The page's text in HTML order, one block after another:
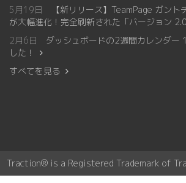
5月19日
【新リリース】TeamPage ガン
が大幅進化！完全刷新された「バージョン
2月6日
ダッシュボードの2週間カレンダー
した！
すべてを見る
Traction® is a Registered Trademark of